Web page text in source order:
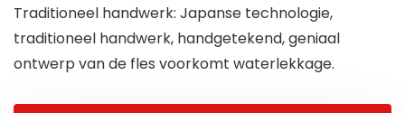
Traditioneel handwerk: Japanse technologie,
traditioneel handwerk, handgetekend, geniaal
ontwerp van de fles voorkomt waterlekkage.